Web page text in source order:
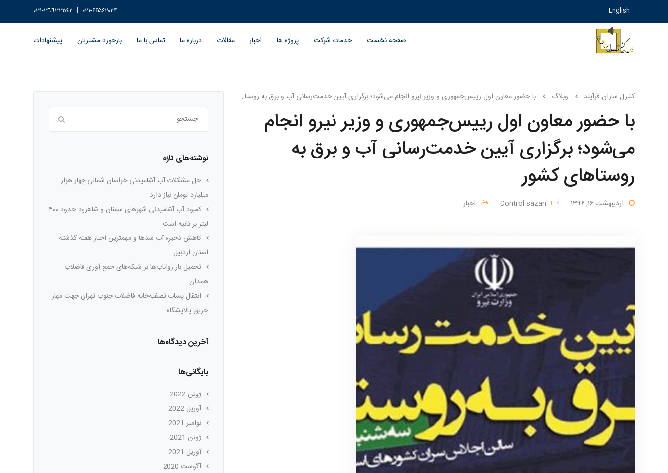
٣٦٦٣٣٥٤٢-٠٣١ ۰۲۱-۶۶۵۶۲۰۲۴ English
صفحه نخست خدمات شرکت پروژه ها اخبار مقالات درباره ما تماس با ما بازخورد مشتریان پیشنهادات
کنترل سازان فرآیند وبلاگ با حضور معاون اول رییس‌جمهوری و وزیر نیرو انجام می‌شود؛ برگزاری آیین خدمت‌رسانی آب و برق به روستاهای کشور
با حضور معاون اول رییس‌جمهوری و وزیر نیرو انجام
می‌شود؛ برگزاری آیین خدمت‌رسانی آب و برق به
روستاهای کشور
اردیبهشت ۱۶, ۱۳۹۶ Control sazan اخبار
برای:
نوشته‌های تازه
حل مشکلات آب آشامیدنی خراسان شمالی چهار هزار
میلیارد تومان نیاز دارد
کمبود آب آشامیدنی شهرهای سمنان و شاهرود حدود ۴۰۰
لیتر بر ثانیه است
کاهش ذخیره آب سدها و مهمترین اخبار هفته گذشته
استان اردبیل
تحمیل بار رواناب‌ها بر شبکه‌های جمع آوری فاضلاب
همدان
انتقال پساب تصفیه‌خانه فاضلاب جنوب تهران جهت مهار
حریق پالایشگاه
آخرین دیدگاه‌ها
بایگانی‌ها
ژوئن 2022
آوریل 2022
نوامبر 2021
ژوئن 2021
آوریل 2021
آگوست 2020